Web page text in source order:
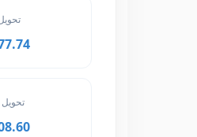
تحويل 900 USD
8,377.74 MAD
تحويل 1,000 USD
9,308.60 MAD